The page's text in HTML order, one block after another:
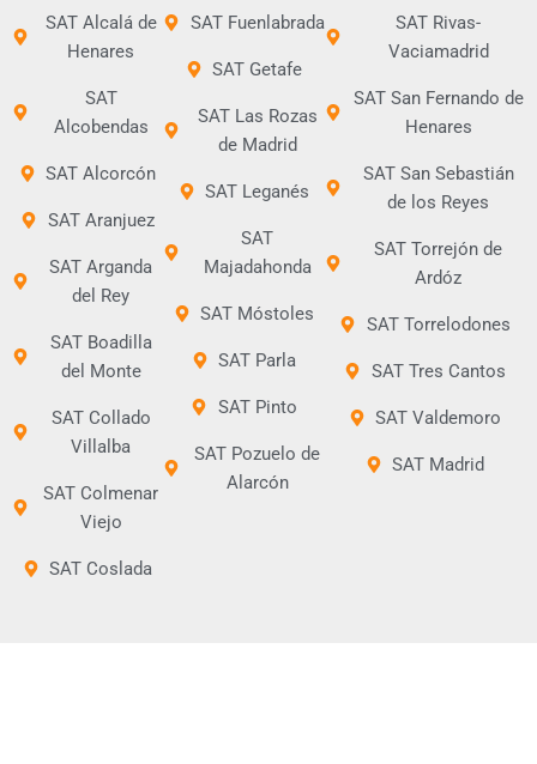
SAT Alcalá de
Henares
SAT
Alcobendas
SAT Alcorcón
SAT Aranjuez
SAT Arganda
del Rey
SAT Boadilla
del Monte
SAT Collado
Villalba
SAT Colmenar
Viejo
SAT Coslada
SAT Fuenlabrada
SAT Getafe
SAT Las Rozas
de Madrid
SAT Leganés
SAT
Majadahonda
SAT Móstoles
SAT Parla
SAT Pinto
SAT Pozuelo de
Alarcón
SAT Rivas-
Vaciamadrid
SAT San Fernando de
Henares
SAT San Sebastián
de los Reyes
SAT Torrejón de
Ardóz
SAT Torrelodones
SAT Tres Cantos
SAT Valdemoro
SAT Madrid